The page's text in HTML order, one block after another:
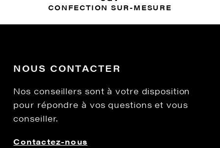
CONFECTION SUR-MESURE
NOUS CONTACTER
Nos conseillers sont à votre disposition
pour répondre à vos questions et vous
conseiller.
Contactez-nous